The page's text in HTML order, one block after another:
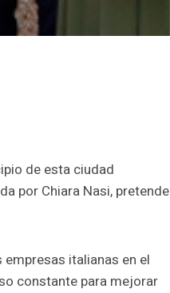
de esta ciudad
por Chiara Nasi, pretende
empresas italianas en el
constante para mejorar